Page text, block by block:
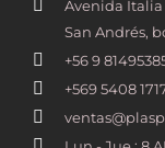
Avenida Italia
San Andrés,
+56 9
+569 5408